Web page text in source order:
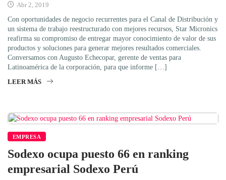
Abr 2, 2019
Con oportunidades de negocio recurrentes para el Canal de Distribución y
un sistema de trabajo reestructurado con mejores recursos, Star Micronics
reafirma su compromiso de entregar mayor conocimiento de valor de sus
productos y soluciones para generar mejores resultados comerciales.
Conversamos con Augusto Echecopar, gerente de ventas para
Latinoamérica de la corporación, para que informe […]
LEER MÁS
EMPRESA
Sodexo ocupa puesto 66 en ranking
empresarial Sodexo Perú